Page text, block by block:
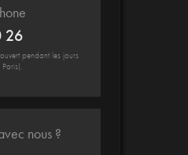
26
pendant les jours
nous ?